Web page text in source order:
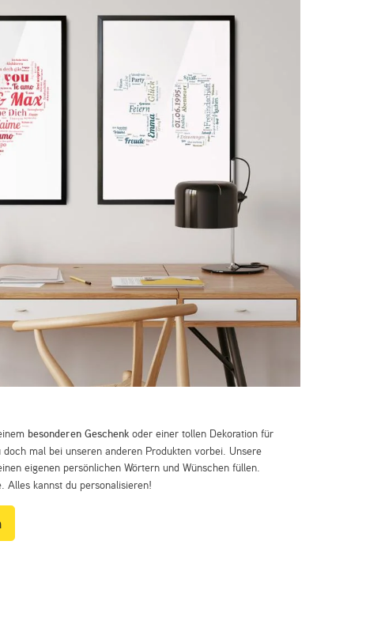
besonderen Geschenk oder einer tollen Dekoration für
doch mal bei unseren anderen Produkten vorbei. Unsere
eigenen persönlichen Wörtern und Wünschen füllen.
Alles kannst du personalisieren!